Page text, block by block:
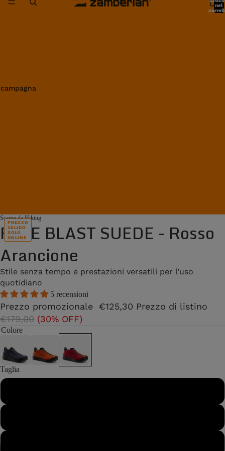
nel
PREZZO
VALIDO
SOLO
ONLINE
Scarpe da Hiking
FREE BLAST SUEDE - Rosso
Arancione
Stile senza tempo e prestazioni versatili per l’uso
quotidiano
5 recensioni
Prezzo promozionale €125,30 Prezzo di listino
€179,00 (30% OFF)
Colore
Taglia